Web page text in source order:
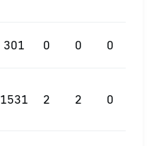
301 0 0 0
1531 2 2 0